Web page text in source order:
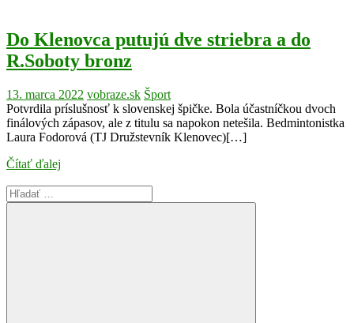
Do Klenovca putujú dve striebra a do
R.Soboty bronz
13. marca 2022 vobraze.sk Šport
Potvrdila príslušnosť k slovenskej špičke. Bola účastníčkou dvoch
finálových zápasov, ale z titulu sa napokon netešila. Bedmintonistka
Laura Fodorová (TJ Družstevník Klenovec)[…]
Čítať ďalej
Search
for: